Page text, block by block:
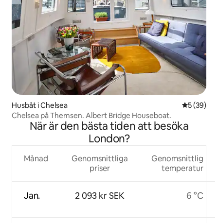
Husbåt i Chelsea 5 av 5 i
5 (39)
Chelsea på Themsen. Albert Bridge Houseboat.
När är den bästa tiden att besöka
London?
Månad
Jan.
Genomsnittliga
priser
2 093 kr SEK
Genomsnittlig
temperatur
6 °C